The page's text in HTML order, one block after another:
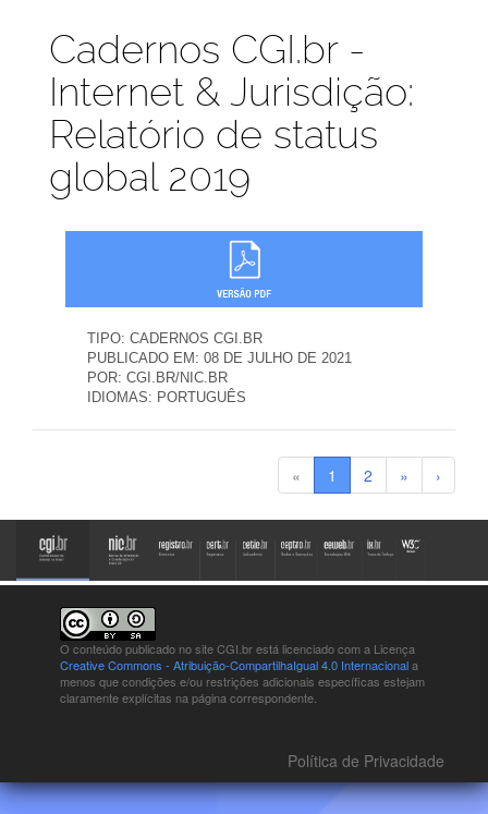
Publicações
Cadernos CGI.br -
Internet & Jurisdição:
Relatório de status
global 2019
TIPO: CADERNOS CGI.BR
PUBLICADO EM: 08 DE JULHO DE 2021
POR: CGI.BR/NIC.BR
IDIOMAS: PORTUGUÊS
« 1 2 » ›
O conteúdo publicado no site CGI.br está licenciado com a Licença
Creative Commons - Atribuição-CompartilhaIgual 4.0 Internacionala
menos que condições e/ou restrições adicionais específicas estejam
claramente explícitas na página correspondente.
Política de Privacidade